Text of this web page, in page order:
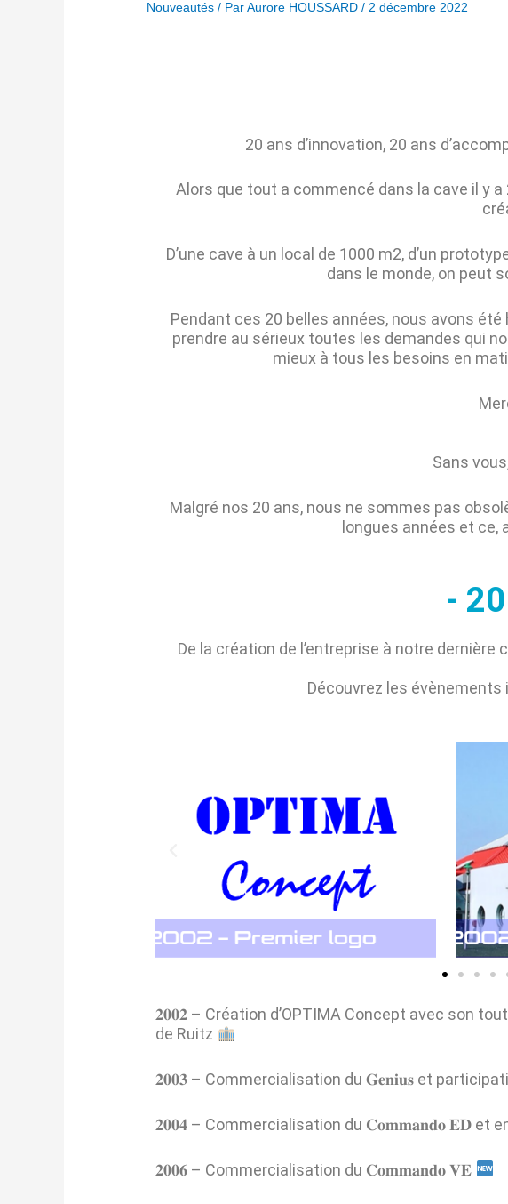
Nouveautés / ParAurore HOUSSARD/ 2 décembre 2022
20 ans d’innovation, 20 ans
Alors que tout a commencé dans la cave il y
D’une cave à un local de 1000 m2, d’un
dans le monde, on peut
Pendant ces 20 belles années, nous avons
prendre au sérieux toutes les demandes qui
mieux à tous les besoins en
Sans
Malgré nos 20 ans, nous ne sommes pas
longues années et ce,
-
De la création de l’entreprise à notre
Découvrez les
𝟐𝟎𝟎𝟐 – Création d’OPTIMA Concept avec son
de Ruitz
𝟐𝟎𝟎𝟑 – Commercialisation du 𝐆𝐞𝐧𝐢𝐮𝐬 et
𝟐𝟎𝟎𝟒 – Commercialisation du 𝐂𝐨𝐦𝐦𝐚𝐧𝐝𝐨 𝐄𝐃 et
𝟐𝟎𝟎𝟔 – Commercialisation du 𝐂𝐨𝐦𝐦𝐚𝐧𝐝𝐨 𝐕𝐄